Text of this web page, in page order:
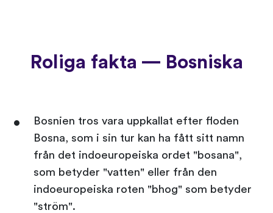
Roliga fakta — Bosniska
Bosnien tros vara uppkallat efter floden
Bosna, som i sin tur kan ha fått sitt namn
från det indoeuropeiska ordet "bosana",
som betyder "vatten" eller från den
indoeuropeiska roten "bhog" som betyder
"ström".